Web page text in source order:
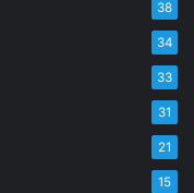
38
34
33
31
21
15